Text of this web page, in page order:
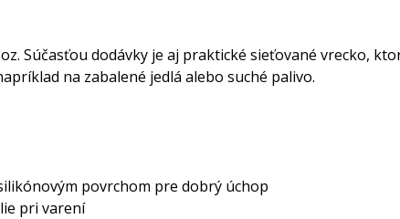
Súčasťou dodávky je aj praktické sieťované vrecko,
na zabalené jedlá alebo suché palivo.
povrchom pre dobrý úchop
pri varení